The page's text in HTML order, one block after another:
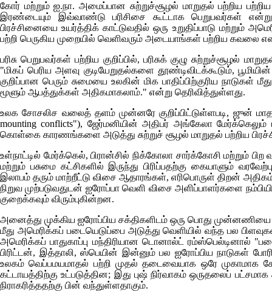
கோர் மற்றும் ஐ.நா. அமைப்பான சுற்றுச்சூழல் மாறுதல் பற்றிய
இரண்டையும் இவ்வாண்டு பரிசிசை கூட்டாக பெறுபவர்கள்
பிரச்சினையை உயர்த்திக் காட்டுவதில் ஒரு உறுதிப்பாடு மற்றும்
பற்றி பெருகிய முறையில் வெளிவரும் அடையாங்கள் பற்றிய
பரிசு பெறுபவர்கள் பற்றிய குறிப்பில், பரிசுக் குழு சுற்றுச்சூழல்
"மிகப் பெரிய அளவு குடியேறுதல்களை தூண்டிவிடக்கூடும்,
குறிப்பான பெரும் சுமையை உலகின் மிக பாதிப்பிற்குரிய
மூளும் ஆபத்துக்கள் அதிகமாகலாம்." என்று தெரிவித்துள்ளது.
உலக சோசலிச வலைத் தளம் முன்னரே குறிப்பிட்டுள்ளபடி, ஜுன்
mounting conflicts"), ஜேர்மனியின் அதிபர் அங்கேலா மேர்க்கெலும்
கொள்கை காரணங்களை அடுத்து சுற்றுச் சூழல் மாறுதல் பற்றிய
உள்நாட்டில் மேர்க்கெல், பிரான்சில் நிக்கோலா சார்க்கோசி மற்றும்
மற்றும் பசுமை கட்சிகளில் இருந்து பிரிப்பதற்கு கையாளும்
இலாபம் தரும் மாற்றீட்டு விசை ஆதாரங்கள், எரிபொருள் திறன்
நிறுவ முற்படுவதுடன் ஐரோப்பா வெளி விசை அளிப்பாளர்களை
குறைக்கவும் விரும்புகின்றன.
அனைத்து முக்கிய ஐரோப்பிய சக்திகளிடம் ஒரு பொது முன்னணியை
மீது அமெரிக்கப் படையெடுப்பை அடுத்து வெளியில் வந்த பல
அமெரிக்கப் பாதுகாப்பு மந்திரியான டொனால்ட் ரம்ஸ்பெல்டினால்
பிரிட்டன், இத்தாலி, ஸ்பெயின் இன்னும் பல ஐரோப்பிய நாடுகள்
உலகம் வெப்பமயமாதல் பற்றி முதல் தடைவையாக ஒரே முகாமாக
கட்டாயத்திற்கு உட்படுத்தின; இது புஷ் நிர்வாகம் ஒருதலைப்
நிராகரித்ததற்கு பின் வந்துள்ளதாகும்.